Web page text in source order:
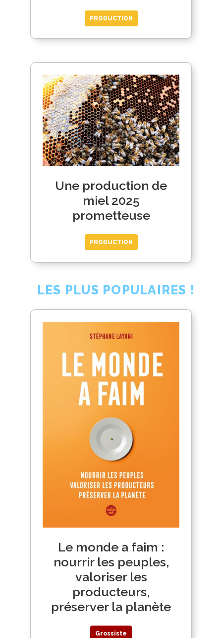
PRODUCTION
Une production de
miel 2025
prometteuse
PRODUCTION
LES PLUS POPULAIRES !
Le monde a faim :
nourrir les peuples,
valoriser les
producteurs,
préserver la planète
Grossiste